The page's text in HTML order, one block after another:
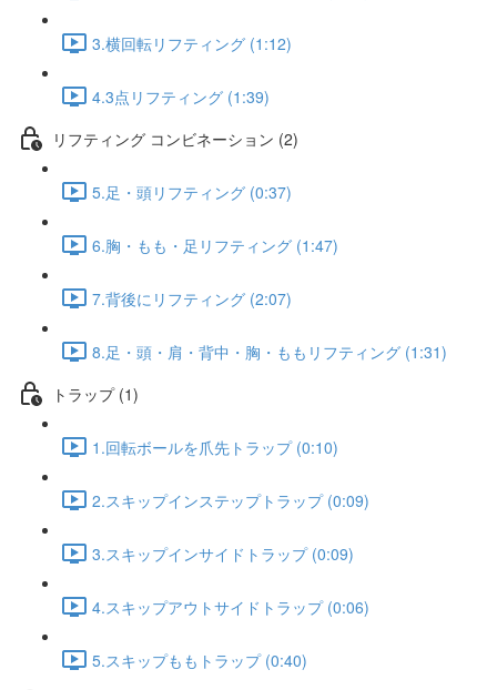
3.横回転リフティング (1:12)
4.3点リフティング (1:39)
リフティング コンビネーション (2)
5.足・頭リフティング (0:37)
6.胸・もも・足リフティング (1:47)
7.背後にリフティング (2:07)
8.足・頭・肩・背中・胸・ももリフティング (1:31)
トラップ (1)
1.回転ボールを爪先トラップ (0:10)
2.スキップインステップトラップ (0:09)
3.スキップインサイドトラップ (0:09)
4.スキップアウトサイドトラップ (0:06)
5.スキップももトラップ (0:40)